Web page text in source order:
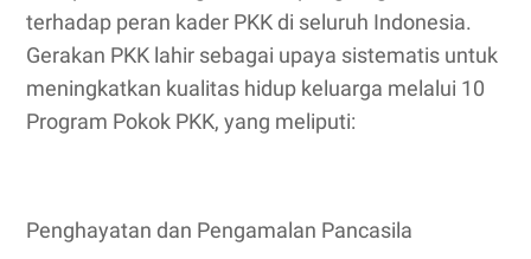
terhadap peran kader PKK di seluruh Indonesia.
Gerakan PKK lahir sebagai upaya sistematis untuk
meningkatkan kualitas hidup keluarga melalui 10
Program Pokok PKK, yang meliputi:
Penghayatan dan Pengamalan Pancasila